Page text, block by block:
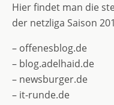
Hier findet man die
der netzliga Saison
– offenesblog.de
– blog.adelhaid.de
– newsburger.de
– it-runde.de